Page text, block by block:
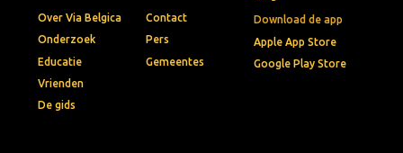
Download de app
Apple App Store
Google Play Store
Over Via Belgica
Onderzoek
Educatie
Vrienden
De gids
Contact
Pers
Gemeentes